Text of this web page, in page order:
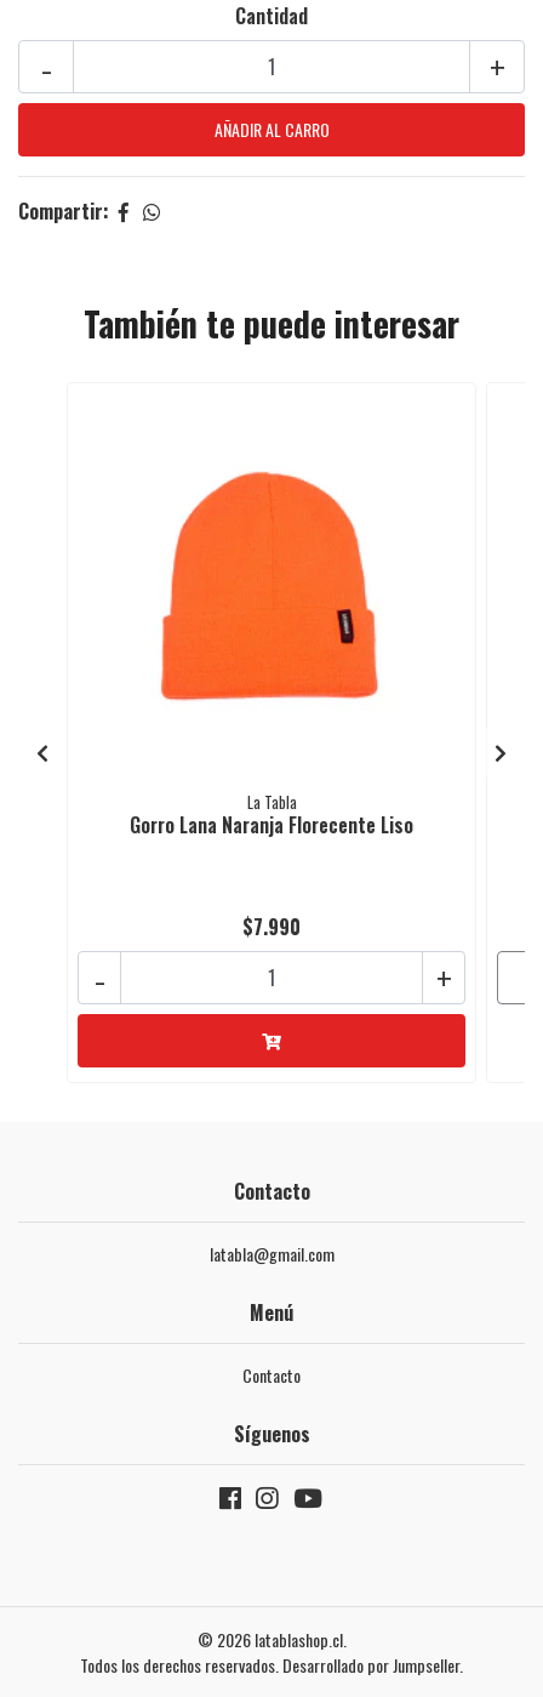
Cantidad
+
-
Compartir:
También te puede interesar
La Tabla
Gorro Lana Naranja Florecente Liso
$7.990
+
-
Contacto
latabla@gmail.com
Menú
Contacto
Síguenos
© 2026 latablashop.cl.
Todos los derechos reservados. Desarrollado por Jumpseller.